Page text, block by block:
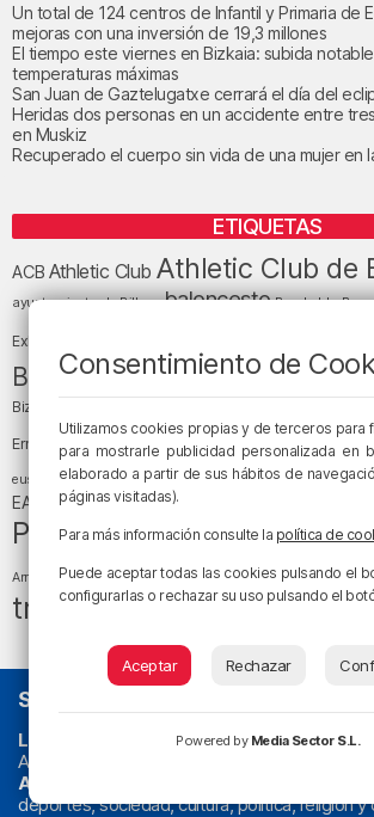
Un total de 124 centros de Infantil y Primaria de
mejoras con una inversión de 19,3 millones
El tiempo este viernes en Bizkaia: subida
temperaturas máximas
San Juan de Gaztelugatxe cerrará el día del
Heridas dos personas en un accidente entre
en Muskiz
Recuperado el cuerpo sin vida de una mujer en
ETIQUETAS
ACB Athletic Club Athletic Club de
ayuntamiento de Bilbao baloncesto Barakaldo
Exhibition Center)
Bizkaia y sus comarcas Copa del Rey
Bizkaia
Diócesis de Bilbao
Ernesto Valverde Ertzaintza Euskadi
euskera fiestas fútbol Gobierno vasco juanma
EA Sports Liga Endesa
Política religión San Mamés sociedad
Arriaga tiempotiempo
tráfico en Bizkaia
SOBRE NOSOTROS
La radio sin cadenas. Desde 1960 haciendo
Actualidad y
Athletic
deportes, sociedad, cultura, política, religión y
Consentimiento de
Utilizamos cookies propias y de terceros para
para mostrarle publicidad personalizada en
elaborado a partir de sus hábitos de
páginas visitadas).
Para más información consulte la política de
Puede aceptar todas las cookies pulsando el
configurarlas o rechazar su uso pulsando el
Aceptar Rechazar
Powered by Media Sector S.L.